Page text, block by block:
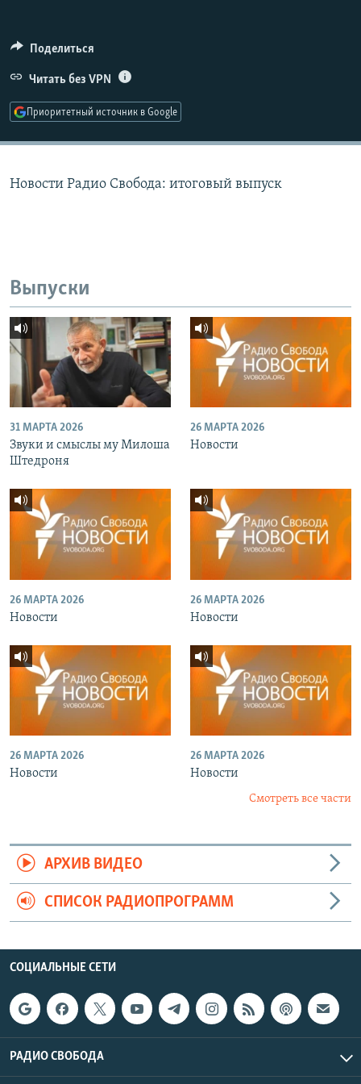
ПОДПИШИТЕСЬ НА РАССЫЛКУ
СОЦИАЛЬНЫЕ СЕТИ
Поделиться
Читать без VPN
Приоритетный источник в Google
Новости Радио Свобода: итоговый выпуск
Выпуски
31 МАРТА 2026
Звуки и смыслы му Милоша
Штедроня
26 МАРТА 2026
Новости
26 МАРТА 2026
Новости
26 МАРТА 2026
Новости
26 МАРТА 2026
Новости
26 МАРТА 2026
Новости
Смотреть все части
АРХИВ ВИДЕО
СПИСОК РАДИОПРОГРАММ
СОЦИАЛЬНЫЕ СЕТИ
РАДИО СВОБОДА